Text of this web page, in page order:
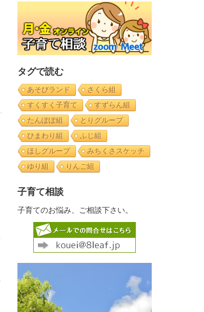
タグで読む
あそびランド
さくら組
すくすく子育て
すずらん組
たんぽぽ組
とりグループ
ひまわり組
ふじ組
ほしグループ
みちくさスケッチ
ゆり組
りんご組
子育て相談
子育てのお悩み、ご相談下さい。